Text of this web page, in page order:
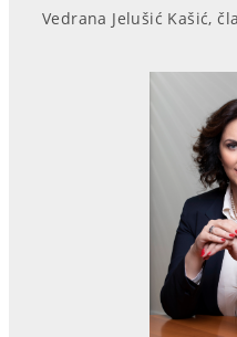
Vedrana Jelušić Kašić,